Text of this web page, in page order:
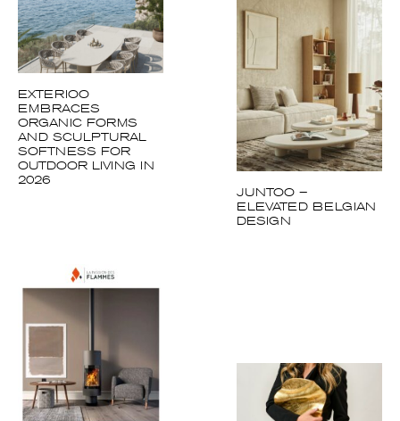
EXTERIOO
EMBRACES
ORGANIC FORMS
AND SCULPTURAL
SOFTNESS FOR
OUTDOOR LIVING IN
2026
JUNTOO –
ELEVATED BELGIAN
DESIGN